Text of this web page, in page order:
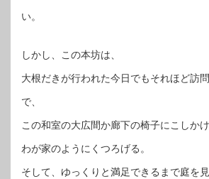
い。
しかし、この本坊は、
大根だきが行われた今日でもそれほど訪
で、
この和室の大広間か廊下の椅子にこしかけ
わが家のようにくつろげる。
そして、ゆっくりと満足できるまで庭を